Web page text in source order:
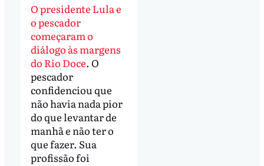
O presidente Lula e
o pescador
começaram o
diálogo às margens
do Rio Doce. O
pescador
confidenciou que
não havia nada pior
do que levantar de
manhã e não ter o
que fazer. Sua
profissão foi